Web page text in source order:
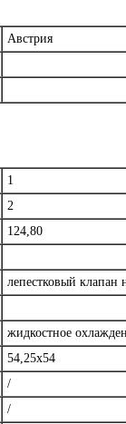
Австрия
1
2
124,80
лепестковый клапан
жидкостное
54,25x54
/
/